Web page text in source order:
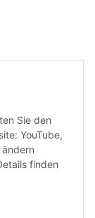
in Hütten:
Sie den
YouTube,
finden